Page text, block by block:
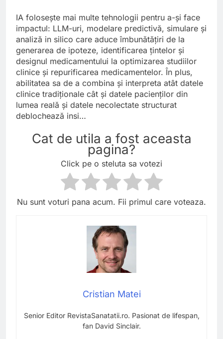
IA folosește mai multe tehnologii pentru a-și face
impactul: LLM-uri, modelare predictivă, simulare și
analiză in silico care aduce îmbunătățiri de la
generarea de ipoteze, identificarea țintelor și
designul medicamentului la optimizarea studiilor
clinice și repurificarea medicamentelor. În plus,
abilitatea sa de a combina și interpreta atât datele
clinice tradiționale cât și datele pacienților din
lumea reală și datele necolectate structurat
deblochează insi…
Cat de utila a fost aceasta
pagina?
Click pe o steluta sa votezi
Nu sunt voturi pana acum. Fii primul care voteaza.
Cristian Matei
Senior Editor RevistaSanatatii.ro. Pasionat de lifespan,
fan David Sinclair.